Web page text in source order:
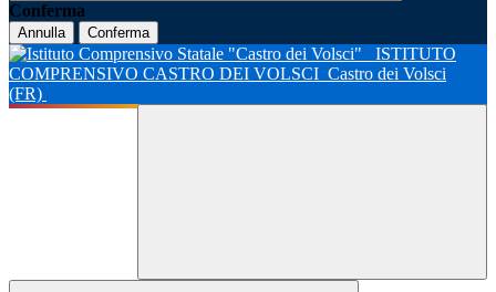
Conferma
Annulla Conferma
ISTITUTO
COMPRENSIVO CASTRO DEI VOLSCI Castro dei Volsci
(FR)